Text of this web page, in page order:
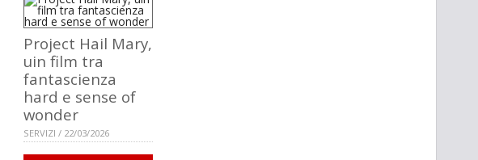
Project Hail Mary,
uin film tra
fantascienza
hard e sense of
wonder
SERVIZI / 22/03/2026